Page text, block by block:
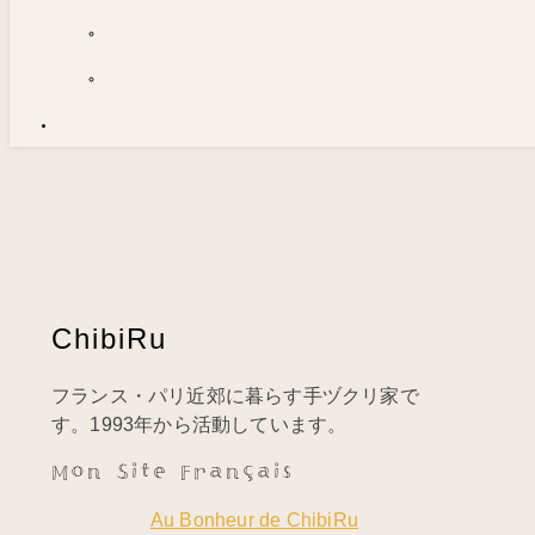
ChibiRu
フランス・パリ近郊に暮らす手ヅクリ家で
す。1993年から活動しています。
Mon Site Français
Au Bonheur de ChibiRu